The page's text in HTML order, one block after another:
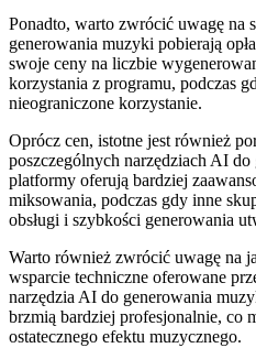
Ponadto, warto zwrócić uwagę na
generowania muzyki pobierają
swoje ceny na liczbie
korzystania z programu, podczas
nieograniczone korzystanie.
Oprócz cen, istotne jest również
poszczególnych narzędziach AI
platformy oferują bardziej
miksowania, podczas gdy inne
obsługi i szybkości generowania
Warto również zwrócić uwagę na
wsparcie techniczne oferowane
narzędzia AI do generowania
brzmią bardziej profesjonalnie, co
ostatecznego efektu muzycznego.